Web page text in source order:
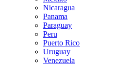
Nicaragua
Panama
Paraguay
Peru
Puerto Rico
Uruguay
Venezuela